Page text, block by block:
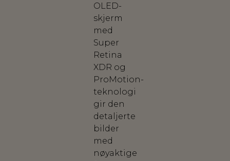
OLED-
skjerm
med
Super
Retina
XDR og
ProMotion-
teknologi
gir den
detaljerte
bilder
med
nøyaktige